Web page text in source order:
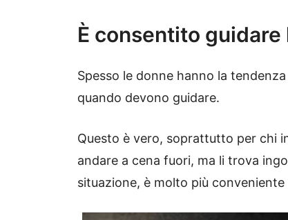
È consentito guidare
Spesso le donne hanno la
quando devono guidare.
Questo è vero, soprattutto per chi
andare a cena fuori, ma li trova
situazione, è molto più